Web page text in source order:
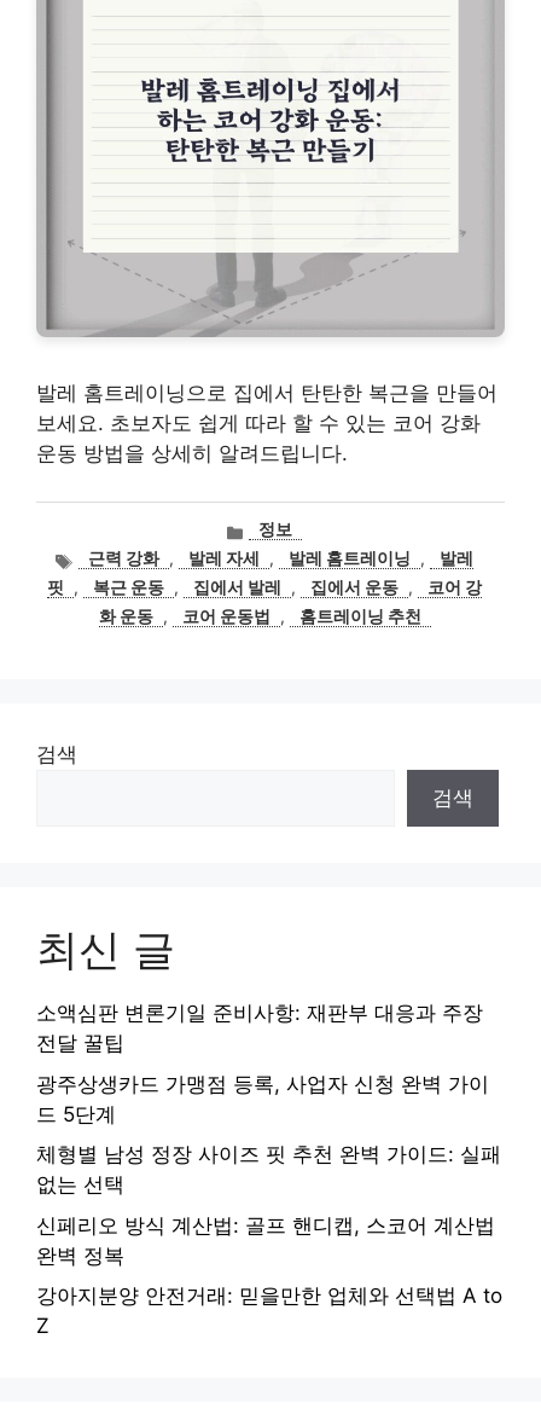
발레 홈트레이닝으로 집에서 탄탄한 복근을 만들어
보세요. 초보자도 쉽게 따라 할 수 있는 코어 강화
운동 방법을 상세히 알려드립니다.
카
테
고
리
정보
태근력 강화 , 발레 자세 , 발레 홈트레이닝 ,
발레
핏
, 복근 운동 , 집에서 발레 , 집에서 운동 ,
코어 강
화 운동 , 코어 운동법 , 홈트레이닝 추천
검색
검색
최신 글
소액심판 변론기일 준비사항: 재판부 대응과 주장
전달 꿀팁
광주상생카드 가맹점 등록, 사업자 신청 완벽 가이
드 5단계
체형별 남성 정장 사이즈 핏 추천 완벽 가이드: 실패
없는 선택
신페리오 방식 계산법: 골프 핸디캡, 스코어 계산법
완벽 정복
강아지분양 안전거래: 믿을만한 업체와 선택법 A to
Z